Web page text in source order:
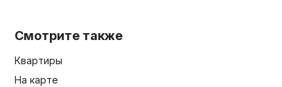
Смотрите также
Квартиры
На карте